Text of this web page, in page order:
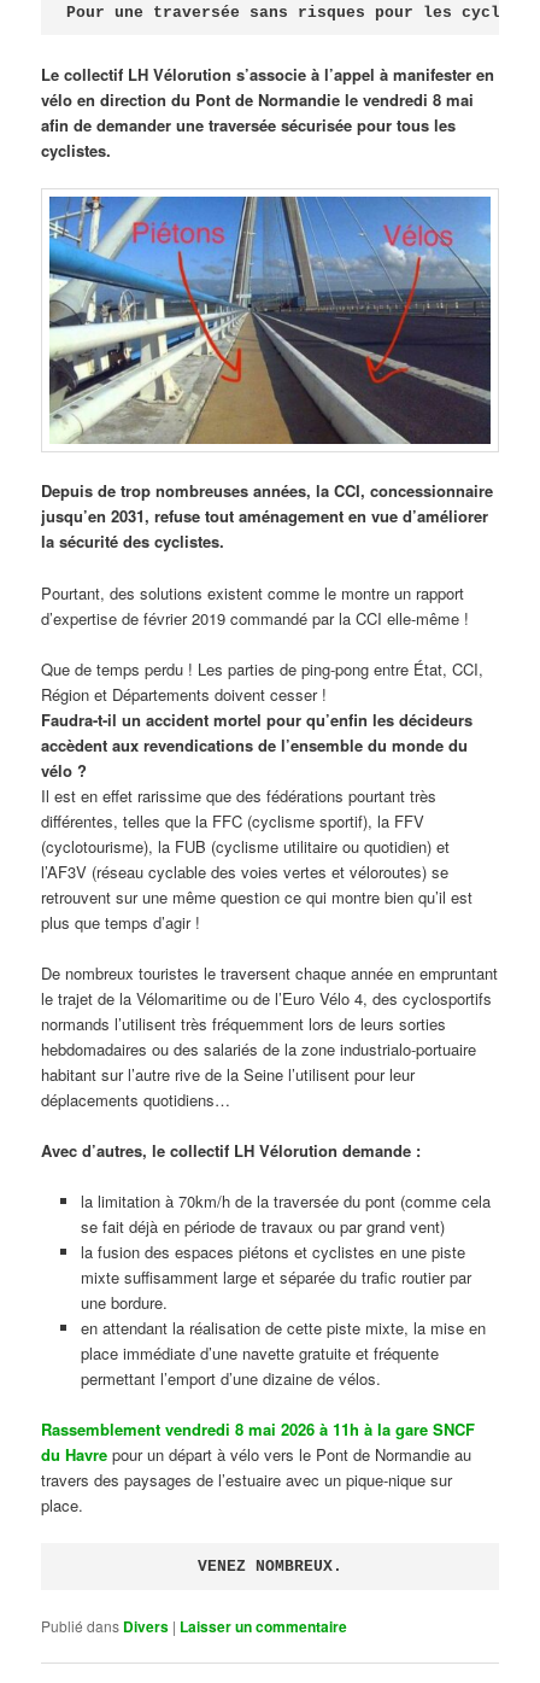
Pour une traversée sans risques pour les
Le collectif LH Vélorution s’associe à l’appel à manifester en
vélo en direction du Pont de Normandie le vendredi 8 mai
afin de demander une traversée sécurisée pour tous les
cyclistes.
Depuis de trop nombreuses années, la CCI, concessionnaire
jusqu’en 2031, refuse tout aménagement en vue d’améliorer
la sécurité des cyclistes.
Pourtant, des solutions existent comme le montre un rapport
d’expertise de février 2019 commandé par la CCI elle-même !
Que de temps perdu ! Les parties de ping-pong entre État, CCI,
Région et Départements doivent cesser !
Faudra-t-il un accident mortel pour qu’enfin les décideurs
accèdent aux revendications de l’ensemble du monde du
vélo ?
Il est en effet rarissime que des fédérations pourtant très
différentes, telles que la FFC (cyclisme sportif), la FFV
(cyclotourisme), la FUB (cyclisme utilitaire ou quotidien) et
l’AF3V (réseau cyclable des voies vertes et véloroutes) se
retrouvent sur une même question ce qui montre bien qu’il est
plus que temps d’agir !
De nombreux touristes le traversent chaque année en empruntant
le trajet de la Vélomaritime ou de l’Euro Vélo 4, des cyclosportifs
normands l’utilisent très fréquemment lors de leurs sorties
hebdomadaires ou des salariés de la zone industrialo-portuaire
habitant sur l’autre rive de la Seine l’utilisent pour leur
déplacements quotidiens…
Avec d’autres, le collectif LH Vélorution demande :
la limitation à 70km/h de la traversée du pont (comme cela
se fait déjà en période de travaux ou par grand vent)
la fusion des espaces piétons et cyclistes en une piste
mixte suffisamment large et séparée du trafic routier par
une bordure.
en attendant la réalisation de cette piste mixte, la mise en
place immédiate d’une navette gratuite et fréquente
permettant l’emport d’une dizaine de vélos.
Rassemblement vendredi 8 mai 2026 à 11h à la gare SNCF
du Havre pour un départ à vélo vers le Pont de Normandie au
travers des paysages de l’estuaire avec un pique-nique sur
place.
VENEZ NOMBREUX.
Publié dans Divers | Laisser un commentaire